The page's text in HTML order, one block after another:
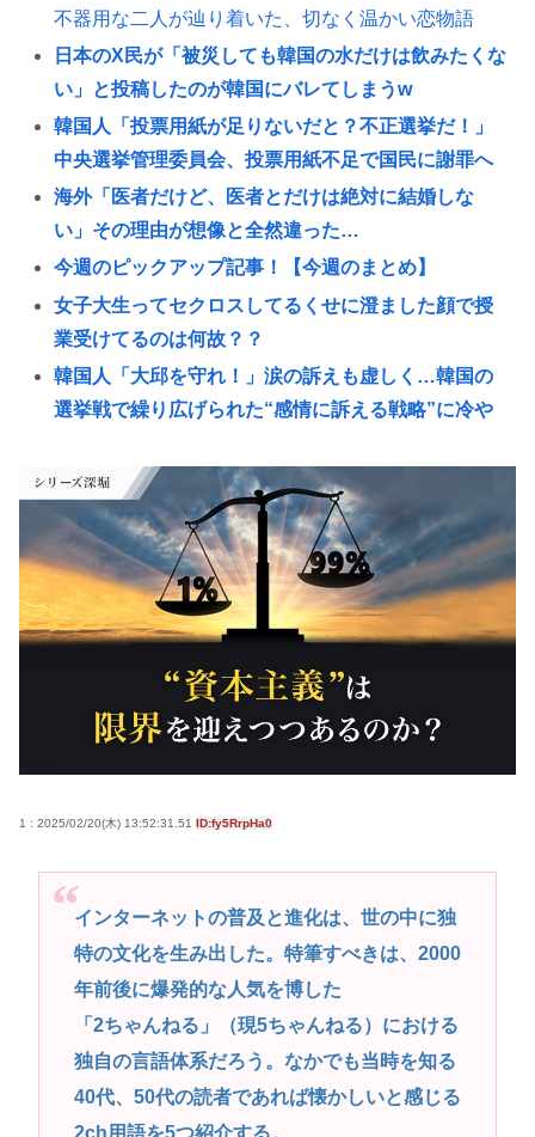
不器用な二人が辿り着いた、切なく温かい恋物語
日本のX民が「被災しても韓国の水だけは飲みたくな
い」と投稿したのが韓国にバレてしまうw
韓国人「投票用紙が足りないだと？不正選挙だ！」
中央選挙管理委員会、投票用紙不足で国民に謝罪へ
海外「医者だけど、医者とだけは絶対に結婚しな
い」その理由が想像と全然違った…
今週のピックアップ記事！【今週のまとめ】
女子大生ってセクロスしてるくせに澄ました顔で授
業受けてるのは何故？？
韓国人「大邱を守れ！」涙の訴えも虚しく…韓国の
選挙戦で繰り広げられた“感情に訴える戦略”に冷や
就活女子大生「マジでどうしよう。手取り20万超え
てて営業セコカン以外で転勤無しの会社ない」
ワイの上司がカラオケでT-BOLANばっかり歌うんや
が
Steamユーザー、ビデメモ16GBが主流に。まだ8GB
音楽愛好家「クラシック音楽のオーケストラはガラ
ガラなのに、ゲーム音楽のオーケストラは満員…本
サイン入りドラム・スティックをプレゼントw
若くて美人なママと親友の淫らな行為内容を毎回聞
かされる「女神の加護を受けしママのサーガ」3巻 今
ガチで “ママ” ブーム来てるよな
まれるの？
1 : 2025/02/20(木) 13:52:31.51 ID:fy5RrpHa0
インターネットの普及と進化は、世の中に独
特の文化を生み出した。特筆すべきは、2000
年前後に爆発的な人気を博した
「2ちゃんねる」（現5ちゃんねる）における
独自の言語体系だろう。なかでも当時を知る
40代、50代の読者であれば懐かしいと感じる
2ch用語を5つ紹介する。